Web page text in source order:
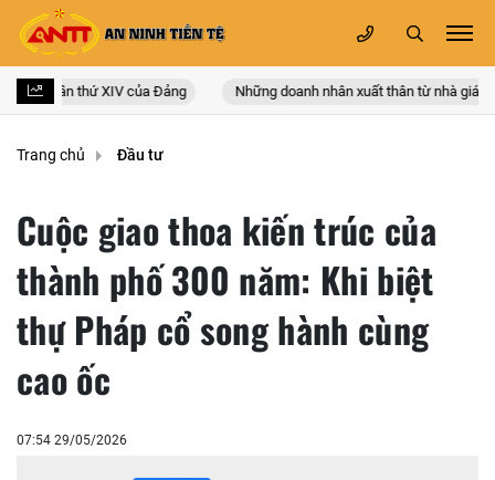
lần thứ XIV của Đảng Những doanh nhân xuất thân từ nhà giáo
Trang chủ Đầu tư
Cuộc giao thoa kiến trúc của
thành phố 300 năm: Khi biệt
thự Pháp cổ song hành cùng
cao ốc
07:54 29/05/2026